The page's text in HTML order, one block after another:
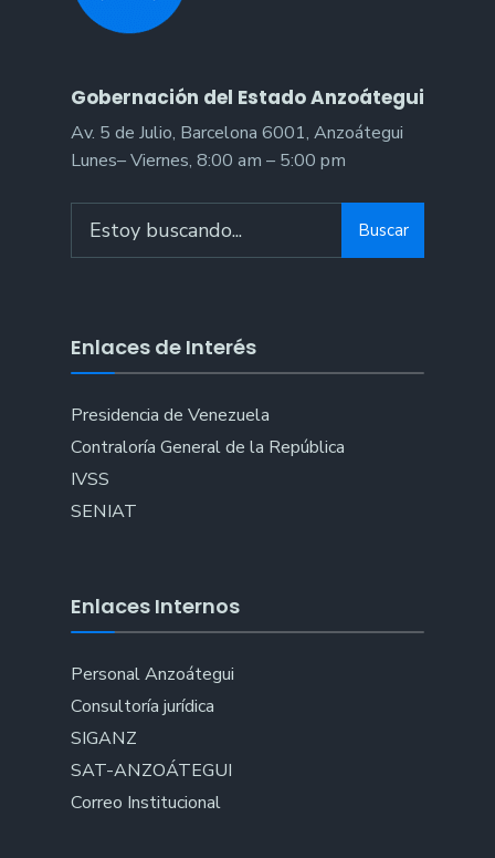
Gobernación del Estado Anzoátegui
Av. 5 de Julio, Barcelona 6001, Anzoátegui
Lunes– Viernes, 8:00 am – 5:00 pm
for:
Buscar
Enlaces de Interés
Presidencia de Venezuela
Contraloría General de la República
IVSS
SENIAT
Enlaces Internos
Personal Anzoátegui
Consultoría jurídica
SIGANZ
SAT-ANZOÁTEGUI
Correo Institucional